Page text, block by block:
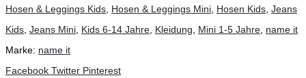
Jeans
Sweat,
medium
grey
Hosen & Leggings Kids Hosen & Leggings Mini Hosen Kids Jeans
Kids Jeans Mini Kids 6-14 Jahre Kleidung Mini 1-5 Jahre name it
Marke: name it
Teilen
Facebook Twitter Pinterest